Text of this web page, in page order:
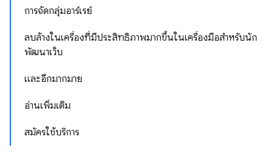
การจัดกลุ่มอาร์เรย์
ลบล้างในเครื่องที่มีประสิทธิภาพมากขึ้นในเครื่องมือสำหรับนัก
พัฒนาเว็บ
และอีกมากมาย
อ่านเพิ่มเติม
สมัครใช้บริการ